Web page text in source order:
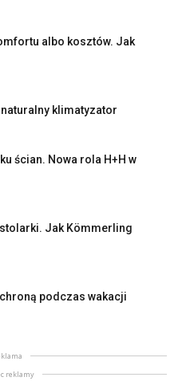
albo kosztów. Jak
klimatyzator
ścian. Nowa rola H+H w
Jak Kömmerling
podczas wakacji
reklamy